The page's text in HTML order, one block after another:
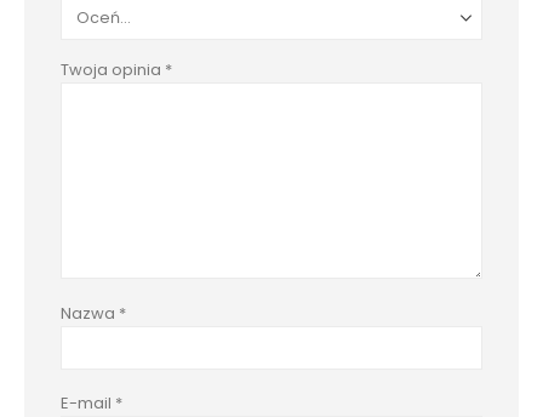
Twoja opinia *
Nazwa *
E-mail *